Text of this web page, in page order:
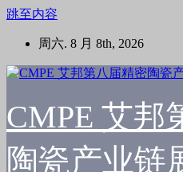
跳至内容
周六. 8 月 8th, 2026
CMPE 艾邦
陶瓷产业链